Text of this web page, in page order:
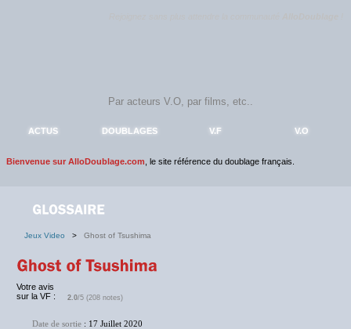
ACTUS DOUBLAGES V.F V.O
Bienvenue sur AlloDoublage.com , le site référence du doublage français.
Jeux Video > Ghost of Tsushima
Votre avis
sur la VF :
2.0/5 (208 notes)
Date de sortie : 17 Juillet 2020